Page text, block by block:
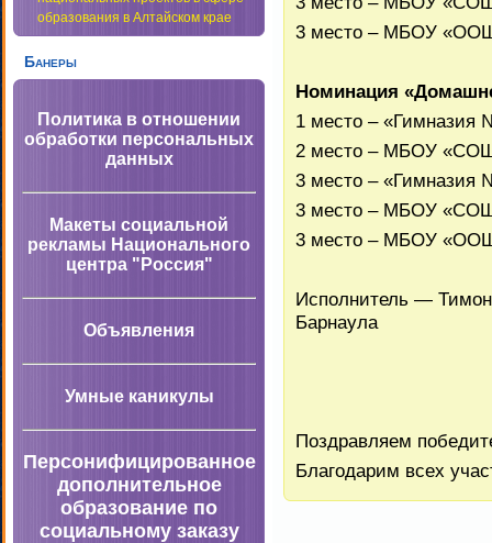
образования в Алтайском крае
Банеры
Политика в отношении
обработки персональных
данных
Макеты социальной
рекламы Национального
центра "Россия"
Объявления
Умные каникулы
Персонифицированное
дополнительное
образование по
социальному заказу
3 место – МБОУ «ООШ
Номинация
1 место – «Гимназия
2 место – МБОУ
3 место – «Гимназия
3 место – МБОУ «СОШ
3 место – МБОУ «ООШ
Исполнитель —
Барнаула
Поздравляем
Благодарим всех